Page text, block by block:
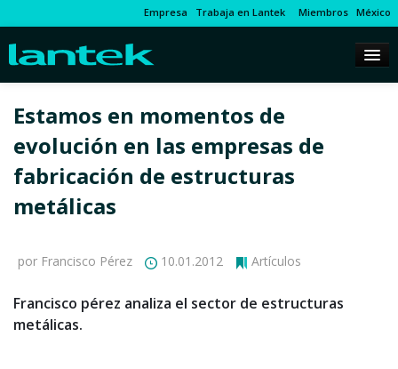
Empresa Trabaja en Lantek Miembros México
Estamos en momentos de
evolución en las empresas de
fabricación de estructuras
metálicas
por Francisco Pérez 10.01.2012 Artículos
Francisco pérez analiza el sector de estructuras
metálicas.